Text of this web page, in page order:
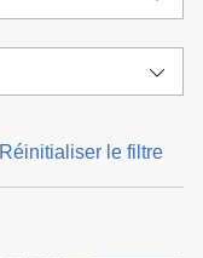
Réinitialiser le filtre